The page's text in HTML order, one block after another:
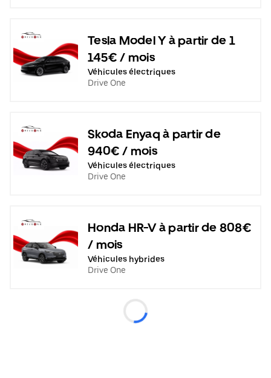
Tesla Model Y à partir de 1
145€ / mois
Véhicules électriques
Drive One
Skoda Enyaq à partir de
940€ / mois
Véhicules électriques
Drive One
Honda HR-V à partir de 808€
/ mois
Véhicules hybrides
Drive One